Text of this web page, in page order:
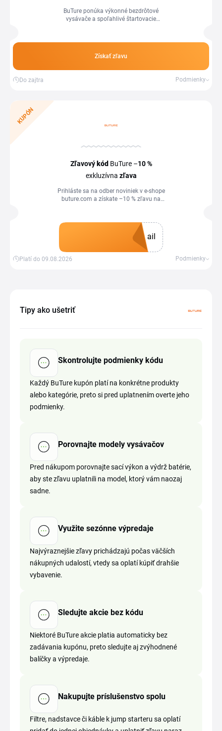
najnovší prehľad.BuTure ponúka výkonné bezdrôtové
vysávače a spoľahlivé štartovacie
kupónom...
Získať zľavu
Do zajtra Podmienky
KUPÓN
Zľavový kód BuTure –10 %
exkluzívna zľava
Prihláste sa na odber noviniek v e-shope
buture.com a získate –10 % zľavu na
ail
Platí do 09.08.2026 Podmienky
Tipy ako ušetriť
Skontrolujte podmienky kódu
Každý BuTure kupón platí na konkrétne produkty
alebo kategórie, preto si pred uplatnením overte jeho
podmienky.
Porovnajte modely vysávačov
Pred nákupom porovnajte sací výkon a výdrž batérie,
aby ste zľavu uplatnili na model, ktorý vám naozaj
sadne.
Využite sezónne výpredaje
Najvýraznejšie zľavy prichádzajú počas väčších
nákupných udalostí, vtedy sa oplatí kúpiť drahšie
vybavenie.
Sledujte akcie bez kódu
Niektoré BuTure akcie platia automaticky bez
zadávania kupónu, preto sledujte aj zvýhodnené
balíčky a výpredaje.
Nakupujte príslušenstvo spolu
Filtre, nadstavce či káble k jump starteru sa oplatí